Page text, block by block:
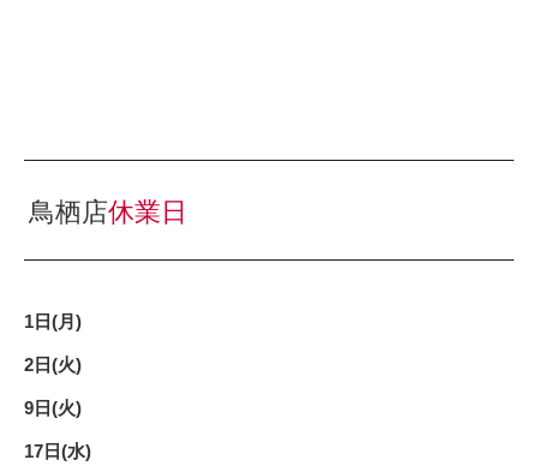
鳥栖店休業日
1日(月)
2日(火)
9日(火)
17日(水)